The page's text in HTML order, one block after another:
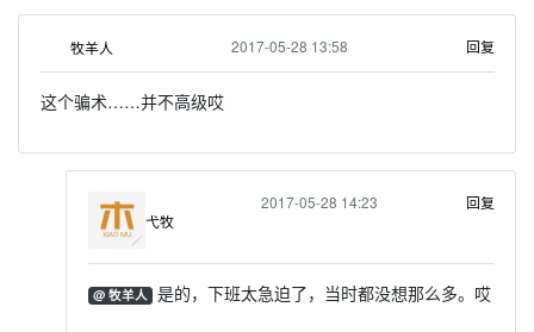
牧羊人 2017-05-28 13:58 回复
这个骗术……并不高级哎
弋牧
2017-05-28 14:23 回复
@ 牧羊人 是的，下班太急迫了，当时都没想那么多。哎